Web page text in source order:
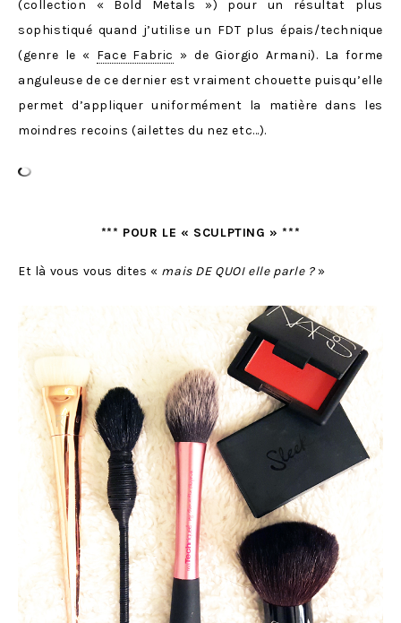
(collection « Bold Metals ») pour un résultat plus
sophistiqué quand j’utilise un FDT plus épais/technique
(genre le « Face Fabric » de Giorgio Armani). La forme
anguleuse de ce dernier est vraiment chouette puisqu’elle
permet d’appliquer uniformément la matière dans les
moindres recoins (ailettes du nez etc…).
*** POUR LE « SCULPTING » ***
Et là vous vous dites « mais DE QUOI elle parle ? »